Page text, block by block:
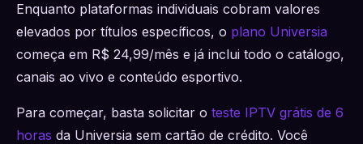
Enquanto plataformas individuais cobram valores
elevados por títulos específicos, o plano Universia
começa em R$ 24,99/mês e já inclui todo o catálogo,
canais ao vivo e conteúdo esportivo.
Para começar, basta solicitar o teste IPTV grátis de 6
horas da Universia sem cartão de crédito. Você